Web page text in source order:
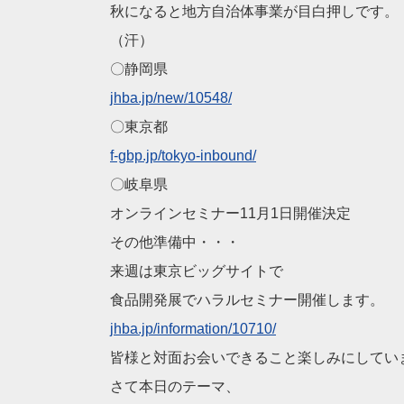
秋になると地方自治体事業が目白押しです。
（汗）
〇静岡県
jhba.jp/new/10548/
〇東京都
f-gbp.jp/tokyo-inbound/
〇岐阜県
オンラインセミナー11月1日開催決定
その他準備中・・・
来週は東京ビッグサイトで
食品開発展でハラルセミナー開催します。
jhba.jp/information/10710/
皆様と対面お会いできること楽しみにしてい
さて本日のテーマ、